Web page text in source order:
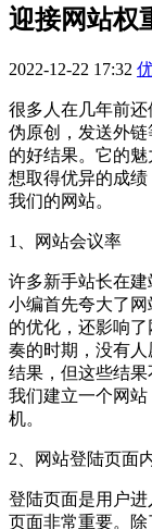
迎接网站权
2022-12-22 17:32
很多人在几年前
伪原创，发送外
的好结果。它的
想取得优异的成
我们的网站。
1、网站会议率
许多新手站长在建
小编首先夸大了
的优化，还影响
奏的时期，没有
结果，但这些结
我们建立一个网
机。
2、网站登陆页面
登陆页面是用户
页面非常重要。